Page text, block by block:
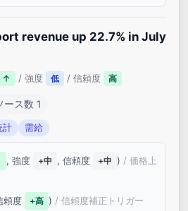
revenue up 22.7% in July
↑ / 強度 低 / 信頼度 高
ース数 1
計 需給
, 強度 +中 , 信頼度 +中 ) / 価格上
頼度
+高 ) / 信頼度補正トリガー